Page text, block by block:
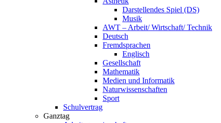
Darstellendes Spiel (DS)
Musik
AWT – Arbeit/ Wirtschaft/ Technik
Deutsch
Fremdsprachen
Englisch
Gesellschaft
Mathematik
Medien und Informatik
Naturwissenschaften
Sport
Schulvertrag
Ganztag